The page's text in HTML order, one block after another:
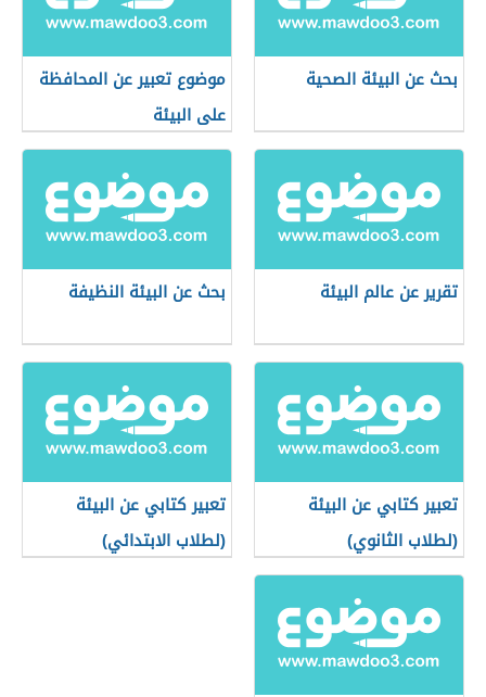
بحث عن البيئة الصحية
موضوع تعبير عن المحافظة
على البيئة
تقرير عن عالم البيئة بحث عن البيئة النظيفة
تعبير كتابي عن البيئة
(لطلاب الثانوي)
تعبير كتابي عن البيئة
(لطلاب الابتدائي)